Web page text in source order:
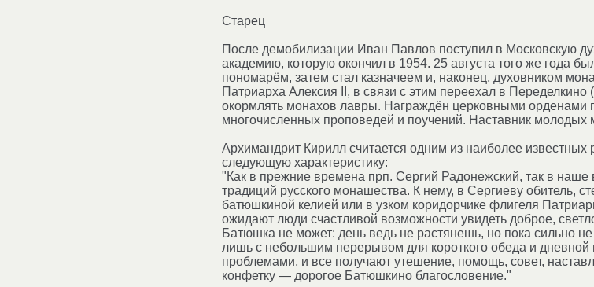
Старец
После демобилизации Иван Павлов поступил в Московскую
академию, которую окончил в 1954. 25 августа того же года
пономарём, затем стал казначеем и, наконец, духовником
Патриарха Алексия II, в связи с этим переехал в
окормлять монахов лавры. Награждён церковными орденами
многочисленных проповедей и поучений. Наставник молодых
Архимандрит Кирилл считается одним из наиболее
следующую характеристику:
"Как в прежние времена прп. Сергий Радонежский, так в
традиций русского монашества. К нему, в Сергиеву обитель,
батюшкиной келией или в узком коридорчике флигеля
ожидают люди счастливой возможности увидеть доброе,
Батюшка не может: день ведь не растянешь, но пока сильно
лишь с небольшим перерывом для короткого обеда и
проблемами, и все получают утешение, помощь, совет,
конфетку — дорогое Батюшкино благословение."